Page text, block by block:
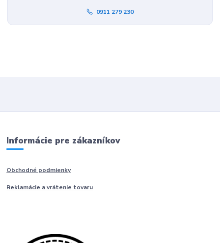
0911 279 230
Informácie pre zákazníkov
Obchodné podmienky
Reklamácie a vrátenie tovaru